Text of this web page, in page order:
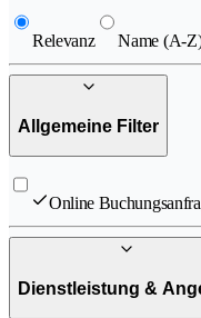
Relevanz Name (A-
Allgemeine Filter
Online
Dienstleistung &